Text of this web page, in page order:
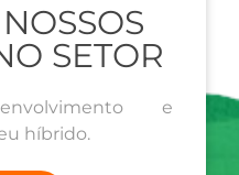
SETOR
e
híbrido.